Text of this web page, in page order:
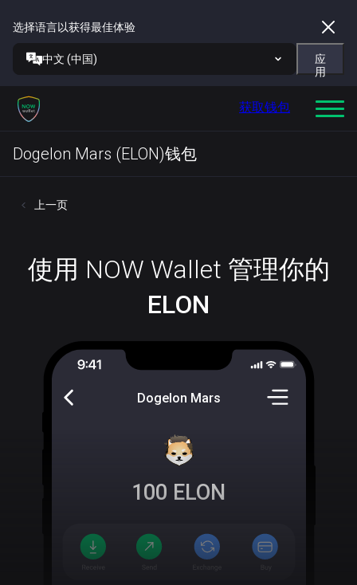
选择语言以获得最佳体验
中文 (中国)
应
用
获取钱包
Dogelon Mars (ELON)钱包
上一页
使用 NOW Wallet 管理你的
ELON
Dogelon Mars
100 ELON